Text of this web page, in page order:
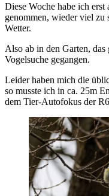
Diese Woche habe ich
genommen, wieder viel zu
Wetter.
Also ab in den Garten,
Vogelsuche gegangen.
Leider haben mich die
so musste ich in ca. 25m
dem Tier-Autofokus der